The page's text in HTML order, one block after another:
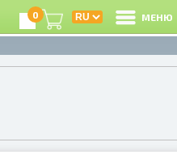
0 МЕНЮ